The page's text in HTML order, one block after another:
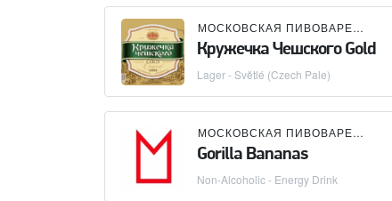
МОСКОВСКАЯ ПИВОВАРЕННАЯ КОМПАНИЯ (МПК)
Кружечка Чешского Gold
Lager - Světlé (Czech Pale)
МОСКОВСКАЯ ПИВОВАРЕННАЯ КОМПАНИЯ (МПК)
Gorilla Bananas
Non-Alcoholic - Energy Drink